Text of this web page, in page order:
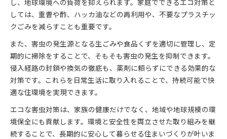
しては、重曹や酢、ハッカ油などの再利用や、不要なプラスチッ
クごみを減らすことも重要です。
また、害虫の発生源となる生ごみや食品くずを適切に管理し、定
期的に掃除をすることで、そもそも害虫の発生を抑制できます。
侵入経路の封鎖や換気の徹底も、薬剤に頼らずにできる効果的な
対策です。これらを日常生活に取り入れることで、持続可能で快
適な住環境を実現できます。
エコな害虫対策は、家族の健康だけでなく、地域や地球規模の環
境保全にも貢献します。環境と安全性を両立させた取り組みを継
続することで、長期的に安心して暮らせる住まいづくりが叶いま